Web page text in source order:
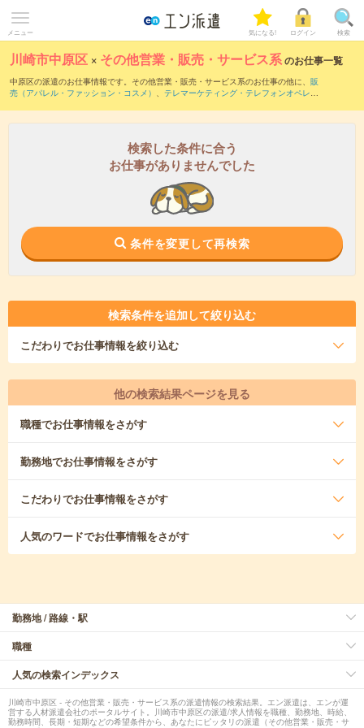
メニュー 気になる! ログイン 検索
川崎市中原区 × その他営業・販売・サービス系のお仕事一覧
中原区の派遣のお仕事情報です。その他営業・販売・サービス系のお仕事の他に、 販
売（アパレル・ファッション・コスメ） 、 テレマーケティング・テレフォンオペレー
でいただけます。
検索した条件に合う
お仕事がありませんでした
条件を変更して再検索
検索条件を追加して絞り込む
こだわりでお仕事情報を絞り込む
他の検索結果ページを見る
職種でお仕事情報をさがす
勤務地でお仕事情報をさがす
こだわりでお仕事情報をさがす
人気のワードでお仕事情報をさがす
勤務地 / 路線・駅
職種
人気の検索インデックス
川崎市中原区 - その他営業・販売・サービス系の派遣情報の検索結果。エン派遣は、エンが運
営する人材派遣会社のポータルサイト。川崎市中原区の派遣/求人情報を職種、勤務地、時給、
勤務時間、長期・短期などの希望条件から、あなたにピッタリの派遣（その他営業・販売・サ